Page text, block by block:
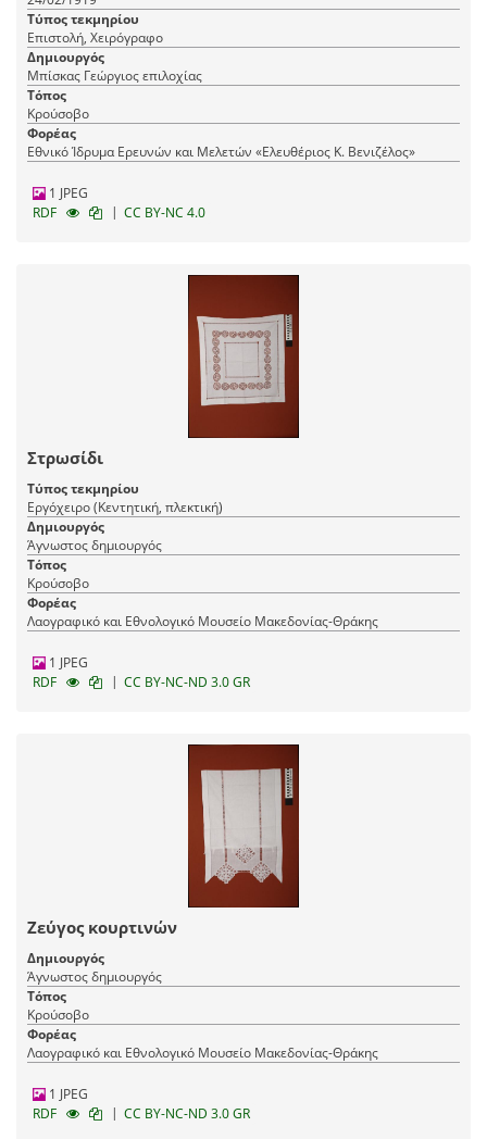
Τύπος τεκμηρίου
Επιστολή, Χειρόγραφο
Δημιουργός
Μπίσκας Γεώργιος επιλοχίας
Τόπος
Κρούσοβο
Φορέας
Εθνικό Ίδρυμα Ερευνών και Μελετών «Ελευθέριος Κ. Βενιζέλος»
1 JPEG
RDF
| CC BY-NC 4.0
Στρωσίδι
Τύπος τεκμηρίου
Εργόχειρο (Κεντητική, πλεκτική)
Δημιουργός
Άγνωστος δημιουργός
Τόπος
Κρούσοβο
Φορέας
Λαογραφικό και Εθνολογικό Μουσείο Μακεδονίας-Θράκης
1 JPEG
RDF
| CC BY-NC-ND 3.0 GR
Ζεύγος κουρτινών
Δημιουργός
Άγνωστος δημιουργός
Τόπος
Κρούσοβο
Φορέας
Λαογραφικό και Εθνολογικό Μουσείο Μακεδονίας-Θράκης
1 JPEG
RDF
| CC BY-NC-ND 3.0 GR